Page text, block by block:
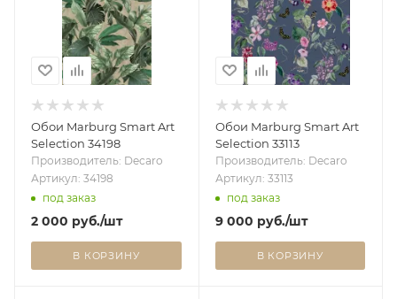
Обои Marburg Smart Art
Selection 34198
Производитель: Decaro
Артикул: 34198
под заказ
2 000 руб./шт
В КОРЗИНУ
Обои Marburg Smart Art
Selection 33113
Производитель: Decaro
Артикул: 33113
под заказ
9 000 руб./шт
В КОРЗИНУ